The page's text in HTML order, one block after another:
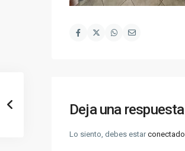
Deja una respuesta
Lo siento, debes estarconectado